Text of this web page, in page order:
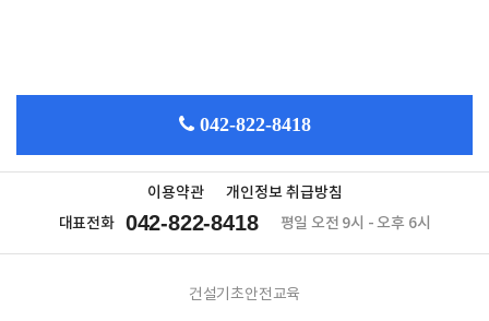
042-822-8418
이용약관
개인정보 취급방침
대표전화 042-822-8418 평일 오전 9시 - 오후 6시
건설기초안전교육